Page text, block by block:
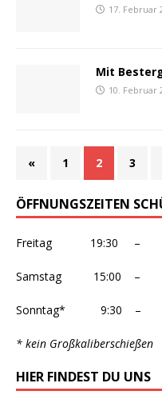
17. Februar
Mit
10. Februar
« 1 2 3
ÖFFNUNGSZEITEN
Freitag 19:30 – ca.
Samstag 15:00 –
Sonntag* 9:30 –
* kein Großkaliberschießen
HIER FINDEST DU UNS